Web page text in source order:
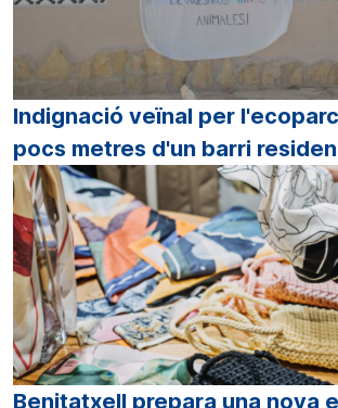
Indignació veïnal per
pocs metres d'un barri
Benitatxell prepara una nova